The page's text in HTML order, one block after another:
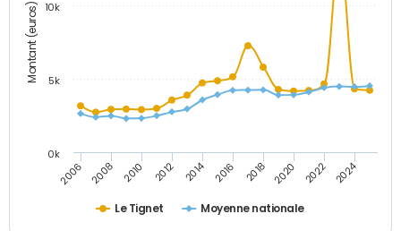
Montant (euros)
Le Tignet Moyenne nationale
2006 2008 2010 2012 2014 2016 2018 2020 2022 2024
0k
5k
10k